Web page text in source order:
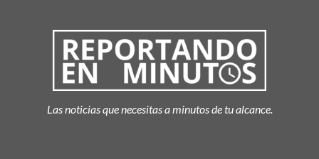
Las noticias que necesitas a minutos de tu alcance.